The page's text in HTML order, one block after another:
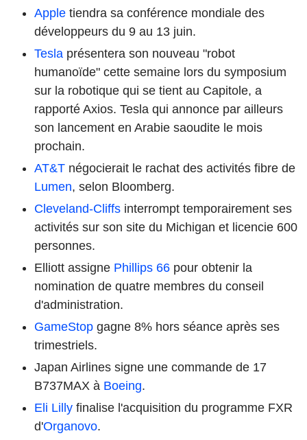
Apple tiendra sa conférence mondiale des
développeurs du 9 au 13 juin.
Tesla présentera son nouveau "robot
humanoïde" cette semaine lors du symposium
sur la robotique qui se tient au Capitole, a
rapporté Axios. Tesla qui annonce par ailleurs
son lancement en Arabie saoudite le mois
prochain.
AT&T négocierait le rachat des activités fibre de
Lumen, selon Bloomberg.
Cleveland-Cliffs interrompt temporairement ses
activités sur son site du Michigan et licencie 600
personnes.
Elliott assigne Phillips 66 pour obtenir la
nomination de quatre membres du conseil
d'administration.
GameStop gagne 8% hors séance après ses
trimestriels.
Japan Airlines signe une commande de 17
B737MAX à Boeing.
Eli Lilly finalise l'acquisition du programme FXR
d'Organovo.